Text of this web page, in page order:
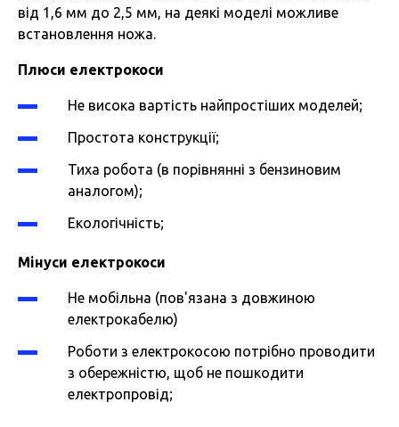
від 1,6 мм до 2,5 мм, на деякі моделі можливе
встановлення ножа.
Плюси електрокоси
Не висока вартість найпростіших моделей;
Простота конструкції;
Тиха робота (в порівнянні з бензиновим
аналогом);
Екологічність;
Мінуси електрокоси
Не мобільна (пов'язана з довжиною
електрокабелю)
Роботи з електрокосою потрібно проводити
з обережністю, щоб не пошкодити
електропровід;